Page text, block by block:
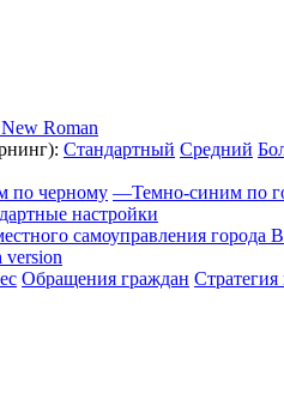
Roman
: Стандартный Средний
по черному —Темно-синим по
настройки
самоуправления города
version
Обращения граждан Стратегия